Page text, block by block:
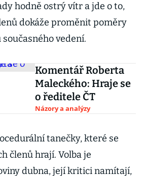
hodně ostrý vítr a jde o to,
dokáže proměnit poměry
vedení.
Komentář Roberta
Maleckého: Hraje se
o ředitele ČT
Názory a analýzy
tanečky, které se
členů hrají. Volba je
dubna, její kritici namítají,